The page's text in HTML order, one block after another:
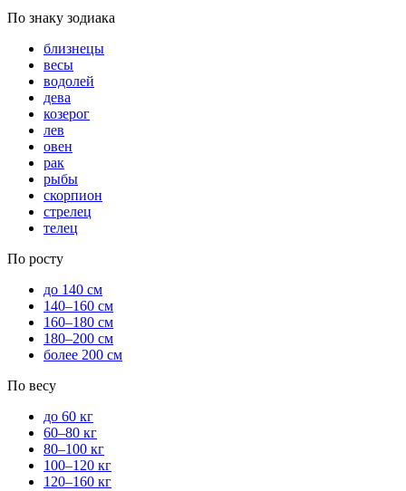
По знаку зодиака
близнецы
весы
водолей
дева
козерог
лев
овен
рак
рыбы
скорпион
стрелец
телец
По росту
до 140 см
140–160 см
160–180 см
180–200 см
более 200 см
По весу
до 60 кг
60–80 кг
80–100 кг
100–120 кг
120–160 кг